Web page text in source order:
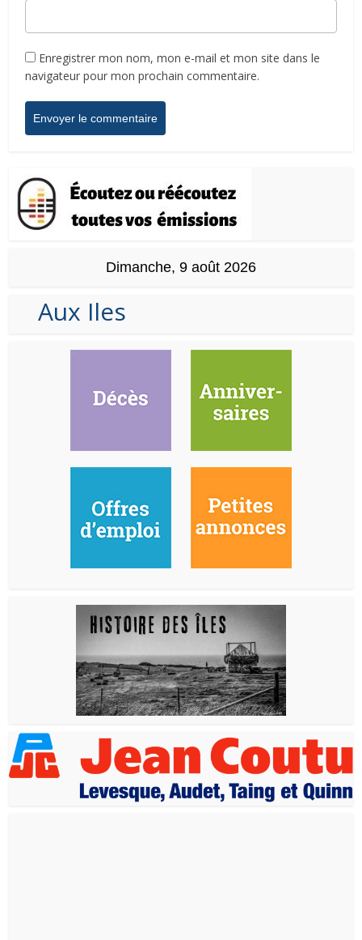
Enregistrer mon nom, mon e-mail et mon site dans le
navigateur pour mon prochain commentaire.
Dimanche, 9 août 2026
Aux Iles